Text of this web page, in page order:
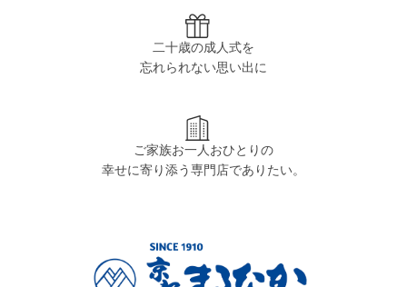
二十歳の成人式を
忘れられない思い出に
ご家族お一人おひとりの
幸せに寄り添う専門店でありたい。